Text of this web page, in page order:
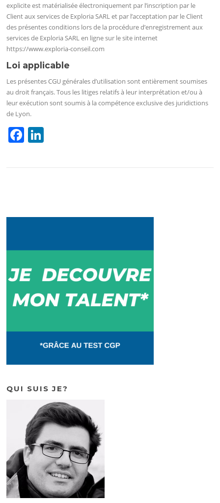
explicite est matérialisée électroniquement par l’inscription par le
Client aux services de Exploria SARL et par l’acceptation par le Client
des présentes conditions lors de la procédure d’enregistrement aux
services de Exploria SARL en ligne sur le site internet
https://www.exploria-conseil.com
Loi applicable
Les présentes CGU générales d’utilisation sont entièrement soumises
au droit français. Tous les litiges relatifs à leur interprétation et/ou à
leur exécution sont soumis à la compétence exclusive des juridictions
de Lyon.
F
o
k
n
QUI SUIS JE?